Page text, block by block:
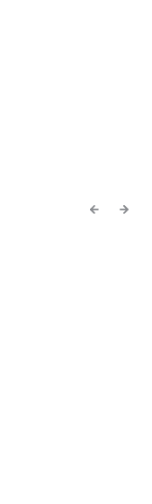
Previous
Next